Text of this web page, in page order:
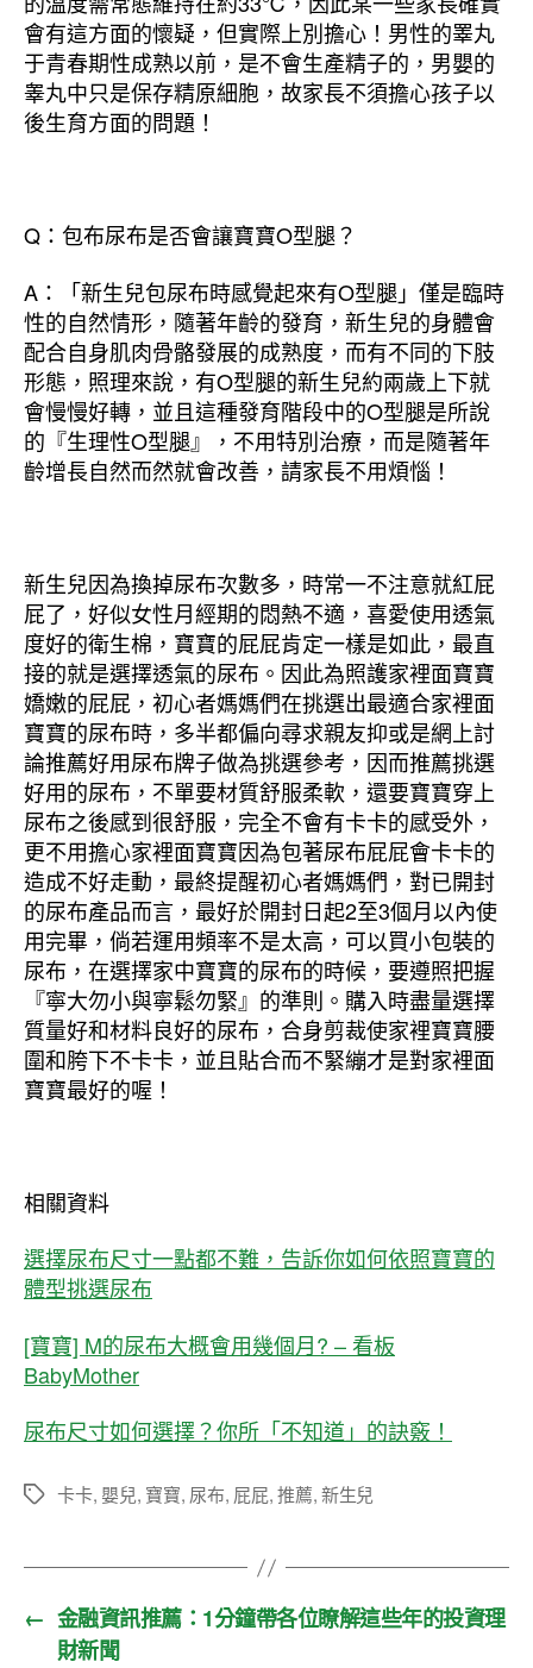
會有這方面的懷疑，但實際上別擔心！男性的睪丸
于青春期性成熟以前，是不會生產精子的，男嬰的
睾丸中只是保存精原細胞，故家長不須擔心孩子以
後生育方面的問題！
Q：包布尿布是否會讓寶寶O型腿？
A：「新生兒包尿布時感覺起來有O型腿」僅是臨時
性的自然情形，隨著年齡的發育，新生兒的身體會
配合自身肌肉骨骼發展的成熟度，而有不同的下肢
形態，照理來說，有O型腿的新生兒約兩歲上下就
會慢慢好轉，並且這種發育階段中的O型腿是所說
的『生理性O型腿』，不用特別治療，而是隨著年
齡增長自然而然就會改善，請家長不用煩惱！
新生兒因為換掉尿布次數多，時常一不注意就紅屁
屁了，好似女性月經期的悶熱不適，喜愛使用透氣
度好的衛生棉，寶寶的屁屁肯定一樣是如此，最直
接的就是選擇透氣的尿布。因此為照護家裡面寶寶
嬌嫩的屁屁，初心者媽媽們在挑選出最適合家裡面
寶寶的尿布時，多半都偏向尋求親友抑或是網上討
論推薦好用尿布牌子做為挑選參考，因而推薦挑選
好用的尿布，不單要材質舒服柔軟，還要寶寶穿上
尿布之後感到很舒服，完全不會有卡卡的感受外，
更不用擔心家裡面寶寶因為包著尿布屁屁會卡卡的
造成不好走動，最終提醒初心者媽媽們，對已開封
的尿布產品而言，最好於開封日起2至3個月以內使
用完畢，倘若運用頻率不是太高，可以買小包裝的
尿布，在選擇家中寶寶的尿布的時候，要遵照把握
『寧大勿小與寧鬆勿緊』的準則。購入時盡量選擇
質量好和材料良好的尿布，合身剪裁使家裡寶寶腰
圍和胯下不卡卡，並且貼合而不緊繃才是對家裡面
寶寶最好的喔！
相關資料
選擇尿布尺寸一點都不難，告訴你如何依照寶寶的
體型挑選尿布
[寶寶] M的尿布大概會用幾個月? – 看板
BabyMother
尿布尺寸如何選擇？你所「不知道」的訣竅！
標
卡卡, 嬰兒, 寶寶, 尿布, 屁屁,推薦,新生兒
← 金融資訊推薦：1分鐘帶各位瞭解這些年的投資理
財新聞